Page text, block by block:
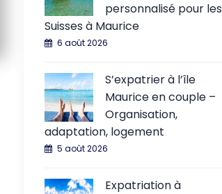
personnalisé pour les
Suisses à Maurice
6 août 2026
S’expatrier à l’île
Maurice en couple –
Organisation,
adaptation, logement
5 août 2026
Expatriation à